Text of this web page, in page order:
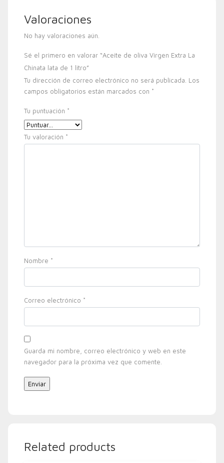
Valoraciones
No hay valoraciones aún.
Sé el primero en valorar “Aceite de oliva Virgen Extra La
Chinata lata de 1 litro”
Tu dirección de correo electrónico no será publicada. Los
campos obligatorios están marcados con *
Tu puntuación *
Tu valoración *
Nombre *
Correo electrónico *
Guarda mi nombre, correo electrónico y web en este
navegador para la próxima vez que comente.
Related products